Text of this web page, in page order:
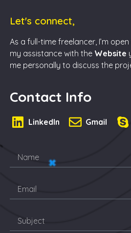
Let's connect,
As a full-time freelancer, I’m
my assistance with the Website
me personally to discuss the
Contact Info
LinkedIn Gmail